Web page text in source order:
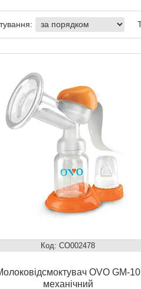
CO002478
OVO GM-10
механічний